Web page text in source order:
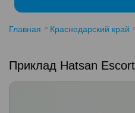
Главная Краснодарский край
Приклад Hatsan Escort